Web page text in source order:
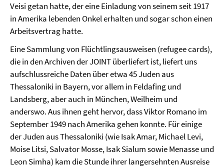
Veisi getan hatte, der eine Einladung von seinem seit 1917
in Amerika lebenden Onkel erhalten und sogar schon einen
Arbeitsvertrag hatte.
Eine Sammlung von Flüchtlingsausweisen (refugee cards),
die in den Archiven der JOINT überliefert ist, liefert uns
aufschlussreiche Daten über etwa 45 Juden aus
Thessaloniki in Bayern, vor allem in Feldafing und
Landsberg, aber auch in München, Weilheim und
anderswo. Aus ihnen geht hervor, dass Viktor Romano im
September 1949 nach Amerika gehen konnte. Für einige
der Juden aus Thessaloniki (wie Isak Amar, Michael Levi,
Moise Litsi, Salvator Mosse, Isak Sialum sowie Menasse und
Leon Simha) kam die Stunde ihrer lang­ersehnten Ausreise